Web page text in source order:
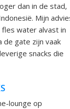
dan in de stad,
Mijn
water alvast in
de gate zijn vaak
snacks die
lounge op